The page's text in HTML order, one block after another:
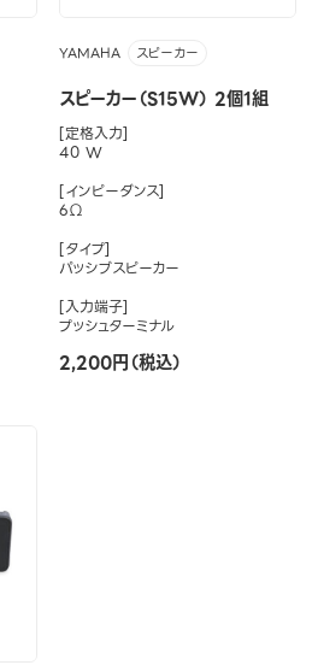
YAMAHA スピーカー
スピーカー（S15W） 2個1組
[定格入力]
40 W
[インピーダンス]
6Ω
[タイプ]
パッシブスピーカー
[入力端子]
プッシュターミナル
2,200円（税込）